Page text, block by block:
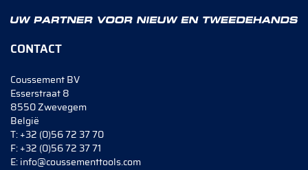
CONTACT
Coussement BV
Esserstraat 8
8550 Zwevegem
België
T:+32 (0)56 72 37 70
F:+32 (0)56 72 37 71
E:info@coussementtools.com